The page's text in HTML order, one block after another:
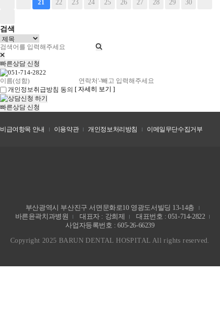
21 22 23 24 25 26 27 28 29 30
검색
빠른상담 신청
개인정보취급방침 동의 [ 자세히 보기 ]
빠른상담 신청
비급여항목 안내 이용약관 개인정보처리방침 이메일무단수집거부
부산광역시 부산진구 서면문화로10 영광도서빌딩 13-14층
바른윤곽치과병원
대표자 : 강희제
대표번호 : 051-714-2822
사업자등록번호 : 605-26-66239
Copyright 2025 BARUN DENTAL HOSPITAL All rights reserved.